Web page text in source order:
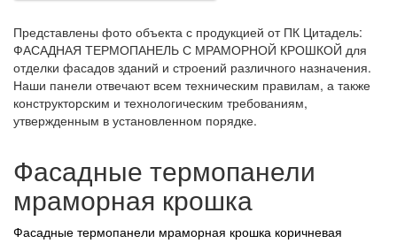
Представлены фото объекта с продукцией от ПК Цитадель:
ФАСАДНАЯ ТЕРМОПАНЕЛЬ С МРАМОРНОЙ КРОШКОЙ для
отделки фасадов зданий и строений различного назначения.
Наши панели отвечают всем техническим правилам, а также
конструкторским и технологическим требованиям,
утвержденным в установленном порядке.
Фасадные термопанели
мраморная крошка
Фасадные термопанели мраморная крошка коричневая